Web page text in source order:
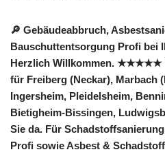
🔎 Gebäudeabbruch,
Bauschuttentsorgung Profi bei
Herzlich Willkommen. ★★★★★
für Freiberg (Neckar), Marbach
Ingersheim, Pleidelsheim,
Bietigheim-Bissingen,
Sie da. Für
Profi sowie Asbest &